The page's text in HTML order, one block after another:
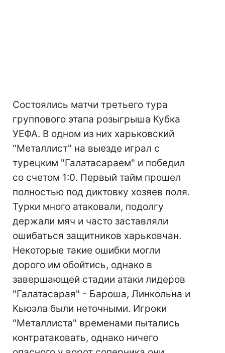
Состоялись матчи третьего тура
группового этапа розыгрыша Кубка
УЕФА. В одном из них харьковский
"Металлист" на выезде играл с
турецким "Галатасараем" и победил
со счетом 1:0. Первый тайм прошел
полностью под диктовку хозяев поля.
Турки много атаковали, подолгу
держали мяч и часто заставляли
ошибаться защитников харьковчан.
Некоторые такие ошибки могли
дорого им обойтись, однако в
завершающей стадии атаки лидеров
"Галатасарая" - Бароша, Линкольна и
Кьюэла были неточными. Игроки
"Металлиста" временами пытались
контратаковать, однако ничего